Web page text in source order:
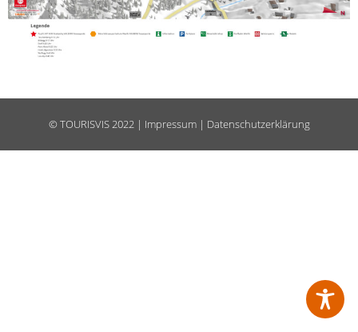
©TOURISVIS2022 | Impressum| Datenschutzerklärung